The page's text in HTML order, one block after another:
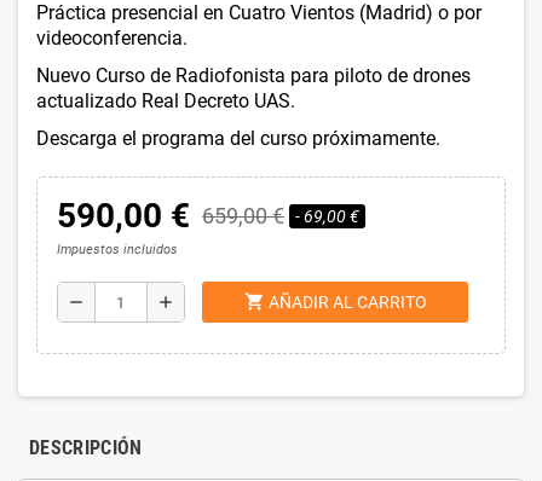
Práctica presencial en Cuatro Vientos (Madrid) o por
videoconferencia.
Nuevo Curso de Radiofonista para piloto de drones
actualizado Real Decreto UAS.
Descarga el programa del curso próximamente.
590,00 € 659,00 € - 69,00 €
Impuestos incluidos
remove add shopping_cart AÑADIR AL CARRITO
DESCRIPCIÓN